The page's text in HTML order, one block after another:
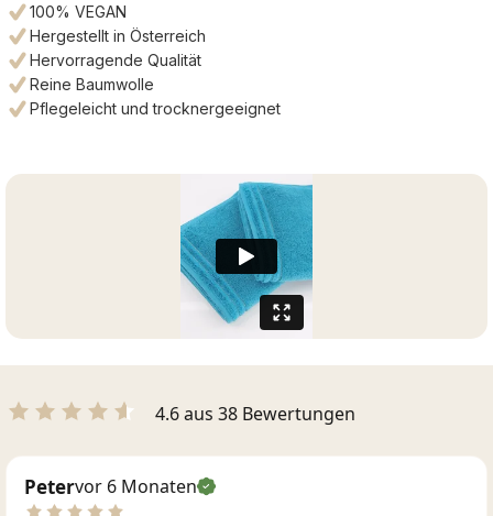
100% VEGAN
Hergestellt in Österreich
Hervorragende Qualität
Reine Baumwolle
Pflegeleicht und trocknergeeignet
4.6 aus 38 Bewertungen
Petervor 6 Monaten